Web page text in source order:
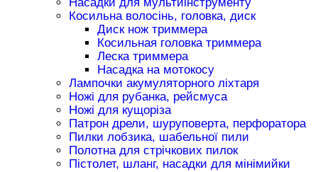
Насадки для мультиінструменту
Косильна волосінь, головка, диск
Диск нож триммера
Косильная головка триммера
Леска триммера
Насадка на мотокосу
Лампочки акумуляторного ліхтаря
Ножі для рубанка, рейсмуса
Ножі для кущоріза
Патрон дрели, шуруповерта, перфоратора
Пилки лобзика, шабельної пили
Полотна для стрічкових пилок
Пістолет, шланг, насадки для мінімийки